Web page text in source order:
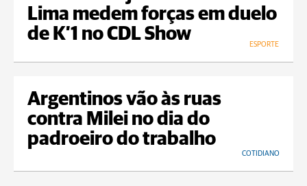
Lima medem forças em duelo
de K’1 no CDL Show
ESPORTE
Argentinos vão às ruas
contra Milei no dia do
padroeiro do trabalho
COTIDIANO